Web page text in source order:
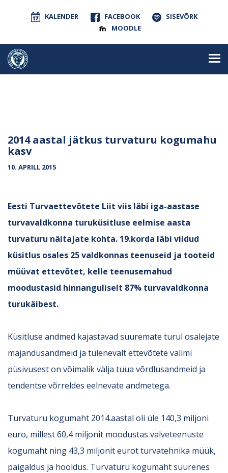
KALENDER FACEBOOK
SISEVÕRK
MOODLE
2014 aastal jätkus turvaturu kogumahu
kasv
10. APRILL 2015
Eesti Turvaettevõtete Liit viis läbi iga-aastase
turvavaldkonna turuküsitluse eelmise aasta
turvaturu näitajate kohta. 19.korda läbi viidud
küsitlus osales 25 valdkonnas teenuseid ja tooteid
müüvat ettevõtet, kelle teenusemahud
moodustasid hinnanguliselt 87% turvavaldkonna
turukäibest.
Küsitluse andmed kajastavad suuremate turul osalejate
majandusandmeid ja tulenevalt ettevõtete valimi
püsivusest on võimalik välja tuua võrdlusandmeid ja
tendentse võrreldes eelnevate andmetega.
Turvaturu kogumaht 2014.aastal oli üle 140,3 miljoni
euro, millest 60,4 miljonit moodustas valveteenuste
kogumaht ning 43,3 miljonit eurot turvatehnika müük,
paigaldus ja hooldus. Turvaturu kogumaht suurenes